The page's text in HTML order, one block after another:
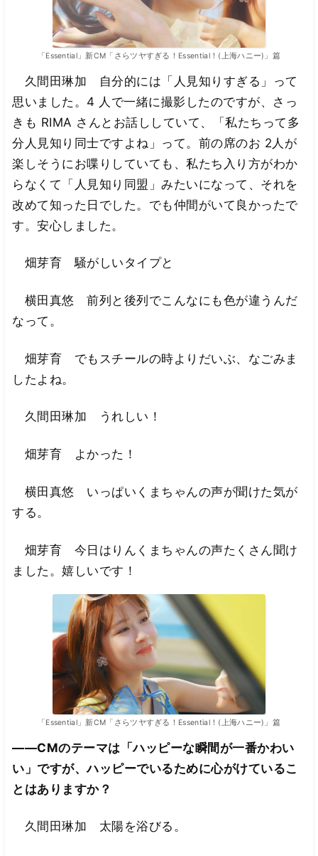
「Essential」新CM「さらツヤすぎる！Essential！(上海ハニー)」篇
久間田琳加 自分的には「人見知りすぎる」って
思いました。4 人で一緒に撮影したのですが、さっ
きも RIMA さんとお話ししていて、「私たちって多
分人見知り同士ですよね」って。前の席のお 2人が
楽しそうにお喋りしていても、私たち入り方がわか
らなくて「人見知り同盟」みたいになって、それを
改めて知った日でした。でも仲間がいて良かったで
す。安心しました。
畑芽育 騒がしいタイプと
横田真悠 前列と後列でこんなにも色が違うんだ
なって。
畑芽育 でもスチールの時よりだいぶ、なごみま
したよね。
久間田琳加 うれしい！
畑芽育 よかった！
横田真悠 いっぱいくまちゃんの声が聞けた気が
する。
畑芽育 今日はりんくまちゃんの声たくさん聞け
ました。嬉しいです！
「Essential」新CM「さらツヤすぎる！Essential！(上海ハニー)」篇
――CMのテーマは「ハッピーな瞬間が一番かわい
い」ですが、ハッピーでいるために心がけているこ
とはありますか？
久間田琳加 太陽を浴びる。